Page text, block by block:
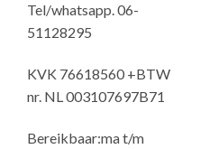
Tel/whatsapp. 06-
51128295
KVK 76618560 +BTW
nr. NL 003107697B71
Bereikbaar:ma t/m